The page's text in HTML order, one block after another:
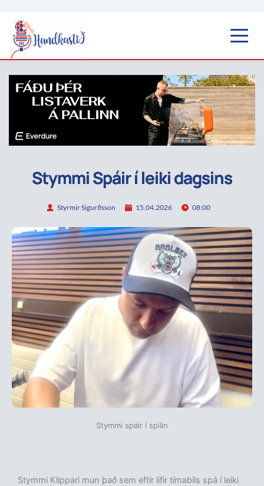
Stymmi Spáir í leiki dagsins
Styrmir Sigurðsson 15.04.2026 08:00
Stymmi spáir í spilin
Stymmi Klippari mun það sem eftir lifir tímabils spá í leiki